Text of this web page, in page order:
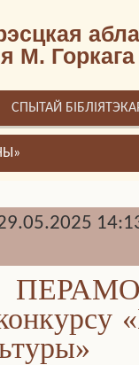
М. Горкага
СПЫТАЙ